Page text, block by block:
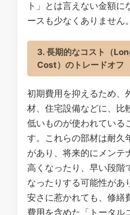
ト」とは言えない金額に
ースも少なくありません。
3. 長期的なコスト（
Cost）のトレードオフ
初期費用を抑えるため、
材、住宅設備などに、比
低いものが使われている
す。これらの部材は耐久
があり、将来的にメンテ
高くなったり、早い段階
なったりする可能性があ
安さに惹かれても、修繕
費用を含めた「トータル